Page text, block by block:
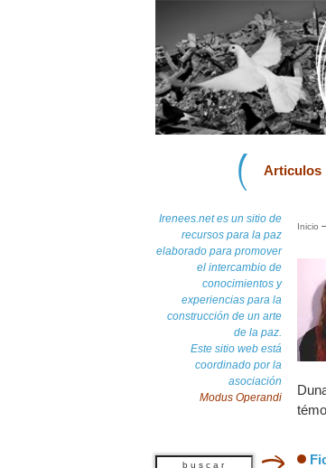
Articulos
Irenees.net es un sitio de
recursos para la paz
elaborado para promover
el intercambio de
conocimientos y
experiencias para la
construcción de un arte
de la paz.
Este sitio web está
coordinado por la
asociación
Modus Operandi
Inicio